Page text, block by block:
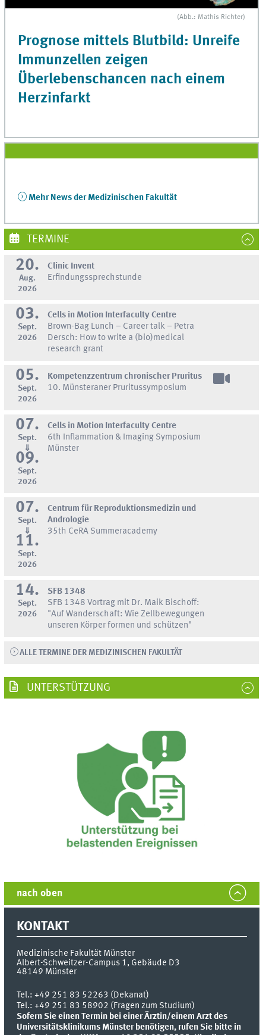
(Abb.: Mathis Richter)
Prognose mittels Blutbild: Unreife
Immunzellen zeigen
Überlebenschancen nach einem
Herzinfarkt
Mehr News der Medizinischen Fakultät
TERMINE
20.
Aug.
2026
Clinic Invent
Erfindungssprechstunde
03.
Sept.
2026
Cells in Motion Interfaculty Centre
Brown-Bag Lunch – Career talk – Petra
Dersch: How to write a (bio)medical
research grant
05.
Sept.
2026
Kompetenzzentrum chronischer Pruritus
10. Münsteraner Pruritussymposium
07.
Sept.
⇓
09.
Sept.
2026
Cells in Motion Interfaculty Centre
6th Inflammation & Imaging Symposium
Münster
07.
Sept.
⇓
11.
Sept.
2026
Centrum für Reproduktionsmedizin und
Andrologie
35th CeRA Summeracademy
14.
Sept.
2026
SFB 1348
SFB 1348 Vortrag mit Dr. Maik Bischoff:
"Auf Wanderschaft: Wie Zellbewegungen
unseren Körper formen und schützen"
ALLE TERMINE DER MEDIZINISCHEN FAKULTÄT
UNTERSTÜTZUNG
nach oben
KONTAKT
Medizinische Fakultät Münster
Albert-Schweitzer-Campus 1, Gebäude D3
48149 Münster
Tel.:+49 251 83 52263 (Dekanat)
Tel.: +49 251 83 58902 (Fragen zum Studium)
Sofern Sie einen Termin bei einer Ärztin/einem Arzt des
Universitätsklinikums Münster benötigen, rufen Sie bitte in